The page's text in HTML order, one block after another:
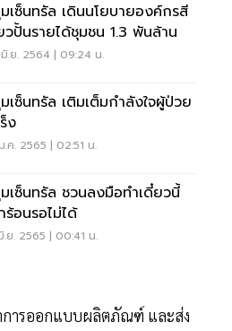
เซ็นทรัล เดินนโยบายองค์กรสี
วปั้นรายได้ชุมชน 1.3 พันล้าน
.ย. 2564 | 09:24 น.
เซ็นทรัล เติมเต็มกำลังใจผู้ป่วย
ง
.ค. 2565 | 02:51 น.
เซ็นทรัล ชวนลงมือทำเดี๋ยวนี้
ร้อนรอไม่ได้
.ย. 2565 | 00:41 น.
ารออกแบบผลิตภัณฑ์ และส่ง